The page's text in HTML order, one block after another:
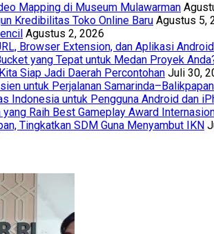
Mapping di Museum Mulawarman
Kredibilitas Toko Online Baru Agustus 5,
Agustus 2, 2026
Browser Extension, dan Aplikasi Android
yang Tepat untuk Medan Proyek
Siap Jadi Daerah Percontohan Juli 30,
untuk Perjalanan Samarinda–Balikpapan
Indonesia untuk Pengguna Android dan
Raih Best Gameplay Award
Tingkatkan SDM Guna Menyambut IKN